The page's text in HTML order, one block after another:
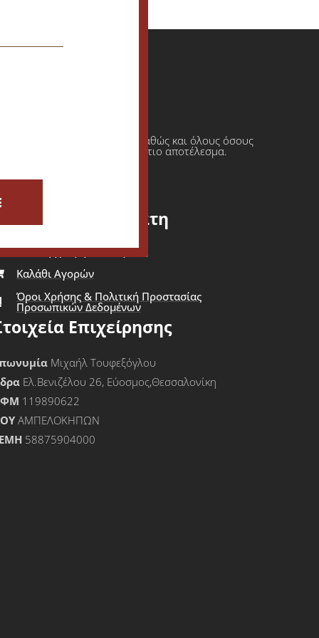
πρατήρια υγρών καυσίμων καθώς και όλους όσους
πάντοτε σε ένα τελικό άρτιο αποτέλεσμα.
Εξυπηρέτηση Πελάτη
- Εγγραφή Πελάτη
Καλάθι Αγορών
Όροι Χρήσης & Πολιτική Προστασίας
Προσωπικών Δεδομένων
Επιχείρησης
Μιχαήλ Τουφεξόγλου
Ελ.Βενιζέλου 26, Εύοσμος,Θεσσαλονίκη
119890622
ΑΜΠΕΛΟΚΗΠΩΝ
58875904000